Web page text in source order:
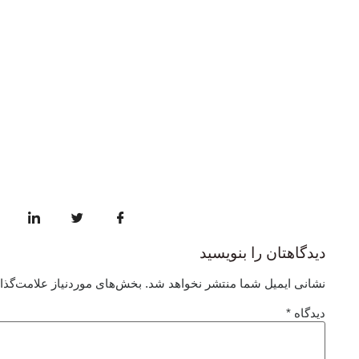
دیدگاهتان را بنویسید
نشانی ایمیل شما منتشر نخواهد شد. بخش‌های موردنیاز
دیدگاه *